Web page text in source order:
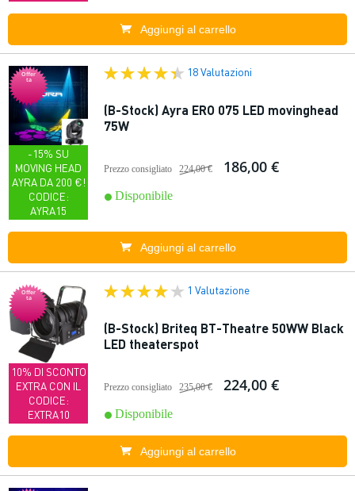
Aggiungi al carrello
Offer
ta
-15% SU
MOVING HEAD
AYRA DA 200 €!
CODICE:
AYRA15
18 Valutazioni
(B-Stock) Ayra ERO 075 LED movinghead
75W
Prezzo consigliato 224,00 € 186,00 €
Disponibile
Aggiungi al carrello
Offer
ta
10% DI SCONTO
EXTRA CON IL
CODICE:
EXTRA10
1 Valutazione
(B-Stock) Briteq BT-Theatre 50WW Black
LED theaterspot
Prezzo consigliato 235,00 € 224,00 €
Disponibile
Aggiungi al carrello